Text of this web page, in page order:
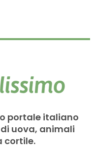
portale italiano
uova, animali
cortile.